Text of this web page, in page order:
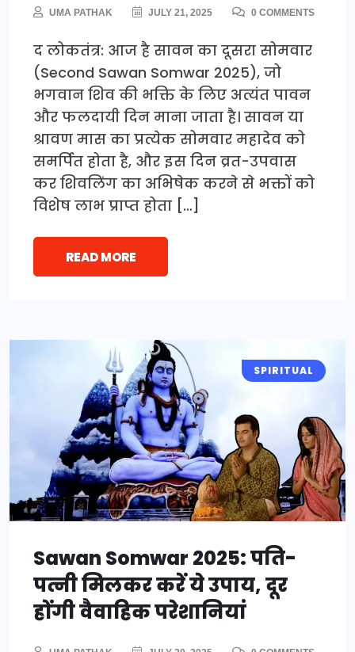
UMA PATHAK JULY 21, 2025 0 COMMENTS
द लोकतंत्र: आज है सावन का दूसरा सोमवार
(Second Sawan Somwar 2025), जो
भगवान शिव की भक्ति के लिए अत्यंत पावन
और फलदायी दिन माना जाता है। सावन या
श्रावण मास का प्रत्येक सोमवार महादेव को
समर्पित होता है, और इस दिन व्रत-उपवास
कर शिवलिंग का अभिषेक करने से भक्तों को
विशेष लाभ प्राप्त होता […]
READ MORE
SPIRITUAL
Sawan Somwar 2025: पति-
पत्नी मिलकर करें ये उपाय, दूर
होंगी वैवाहिक परेशानियां